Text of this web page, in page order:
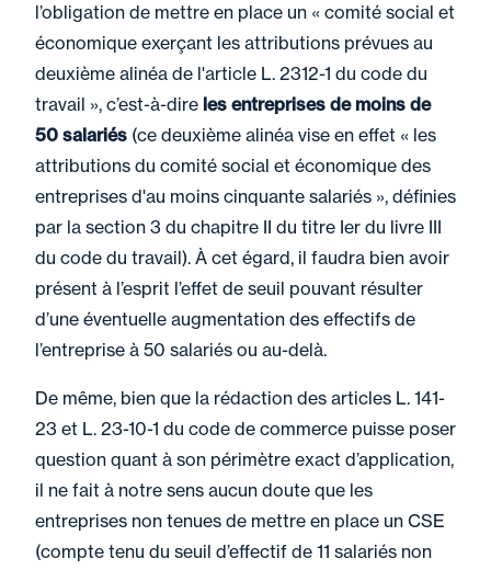
l’obligation de mettre en place un « comité social et
économique exerçant les attributions prévues au
deuxième alinéa de l'article L. 2312-1 du code du
travail », c’est-à-dire les entreprises de moins de
50 salariés (ce deuxième alinéa vise en effet « les
attributions du comité social et économique des
entreprises d'au moins cinquante salariés », définies
par la section 3 du chapitre II du titre Ier du livre III
du code du travail). À cet égard, il faudra bien avoir
présent à l’esprit l’effet de seuil pouvant résulter
d’une éventuelle augmentation des effectifs de
l’entreprise à 50 salariés ou au-delà.
De même, bien que la rédaction des articles L. 141-
23 et L. 23-10-1 du code de commerce puisse poser
question quant à son périmètre exact d’application,
il ne fait à notre sens aucun doute que les
entreprises non tenues de mettre en place un CSE
(compte tenu du seuil d’effectif de 11 salariés non